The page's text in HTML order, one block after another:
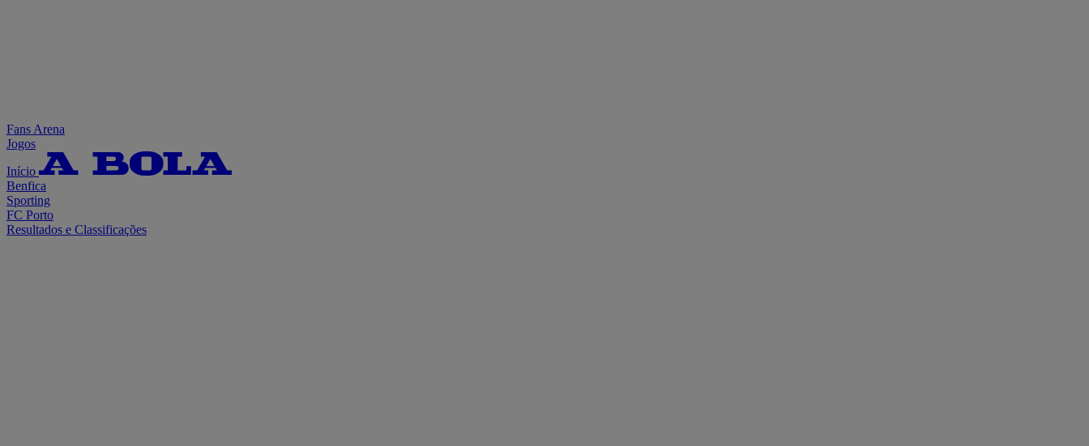
Fans Arena
Jogos
Início
Benfica
Sporting
FC Porto
Resultados e Classificações